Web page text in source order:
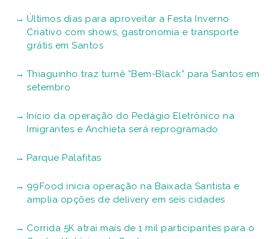
Últimos dias para aproveitar a Festa Inverno
Criativo com shows, gastronomia e transporte
grátis em Santos
Thiaguinho traz turnê “Bem-Black” para Santos em
setembro
Início da operação do Pedágio Eletrônico na
Imigrantes e Anchieta será reprogramado
Parque Palafitas
99Food inicia operação na Baixada Santista e
amplia opções de delivery em seis cidades
Corrida 5K atrai mais de 1 mil participantes para o